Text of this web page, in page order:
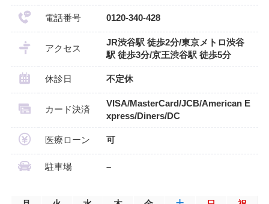
電話番号 0120-340-428
アクセス
JR渋谷駅 徒歩2分/東京メトロ渋谷
駅 徒歩3分/京王渋谷駅 徒歩5分
休診日 不定休
カード決済
VISA/MasterCard/JCB/American E
xpress/Diners/DC
医療ローン 可
駐車場 –